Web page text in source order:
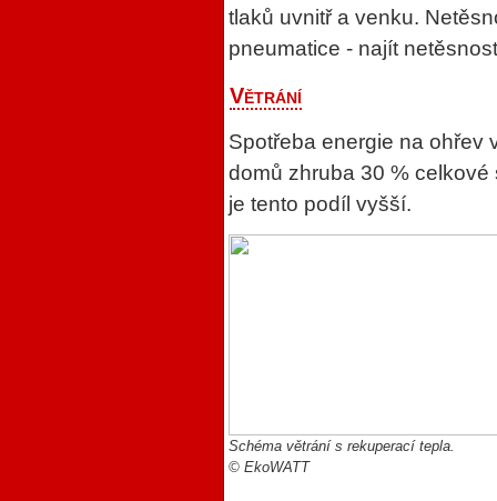
tlaků uvnitř a venku.
pneumatice - najít
Větrání
Spotřeba energie na ohřev
domů zhruba 30 %
je tento podíl vyšší.
Schéma větrání s rekuperací tepla.
© EkoWATT